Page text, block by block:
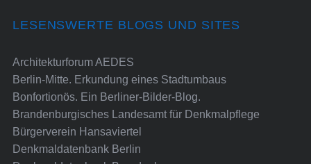
LESENSWERTE BLOGS UND SITES
Architekturforum AEDES
Berlin-Mitte. Erkundung eines Stadtumbaus
Bonfortionös. Ein Berliner-Bilder-Blog.
Brandenburgisches Landesamt für Denkmalpflege
Bürgerverein Hansaviertel
Denkmaldatenbank Berlin